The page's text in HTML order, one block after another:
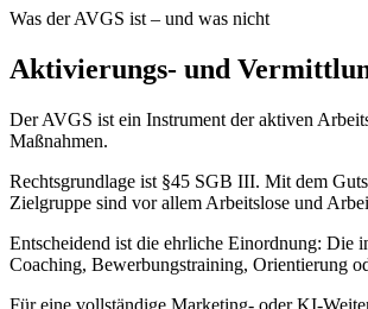
Was der AVGS ist – und was nicht
Aktivierungs- und
Der AVGS ist ein Instrument der aktiven
Maßnahmen.
Rechtsgrundlage ist §45 SGB III. Mit dem
Zielgruppe sind vor allem Arbeitslose und
Entscheidend ist die ehrliche Einordnung: Die
Coaching, Bewerbungstraining, Orientierung
Für eine vollständige Marketing- oder KI-